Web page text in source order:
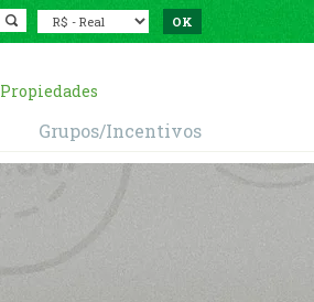
Propiedades
Grupos/Incentivos